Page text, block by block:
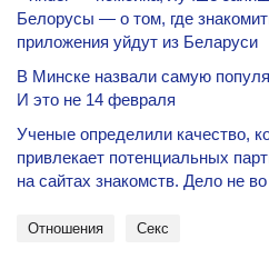
Белорусы — о том, где
приложения уйдут из Беларуси
В Минске назвали самую
И это не 14 февраля
Ученые определили качество,
привлекает потенциальных
на сайтах знакомств. Дело не
Отношения секс